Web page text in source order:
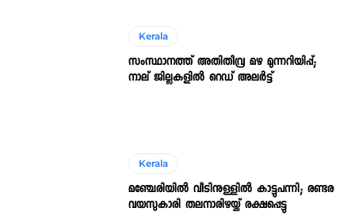
Kerala
സംസ്ഥാനത്ത് അതിതീവ്ര മഴ മുന്നറിയിപ്പ്;
നാല് ജില്ലകളിൽ റെഡ് അലർട്ട്
Kerala
മഞ്ചേരിയിൽ വീടിനുള്ളിൽ കാട്ടുപന്നി; രണ്ടര
വയസുകാരി തലനാരിഴയ്ക്ക് രക്ഷപ്പെട്ടു